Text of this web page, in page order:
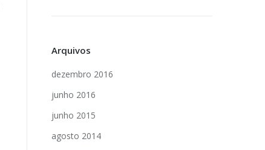
Arquivos
dezembro 2016
junho 2016
junho 2015
agosto 2014